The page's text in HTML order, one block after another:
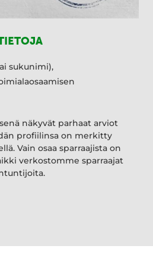
sukunimi),
näkyvät parhaat arviot
profiilinsa on merkitty
Vain osaa sparraajista on
verkostomme sparraajat